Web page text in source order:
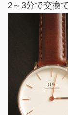
2～3分で交換